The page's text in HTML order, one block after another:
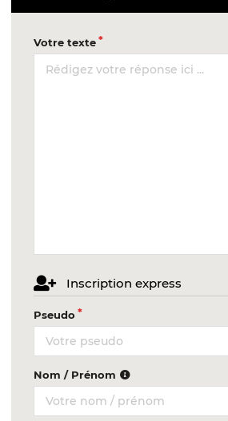
Votre texte
Inscription express
Pseudo
Nom / Prénom